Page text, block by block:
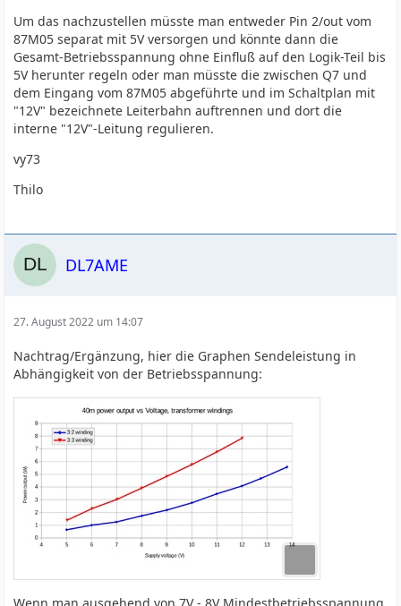
Um das nachzustellen müsste man entweder Pin 2/out vom
87M05 separat mit 5V versorgen und könnte dann die
Gesamt-Betriebsspannung ohne Einfluß auf den Logik-Teil bis
5V herunter regeln oder man müsste die zwischen Q7 und
dem Eingang vom 87M05 abgeführte und im Schaltplan mit
"12V" bezeichnete Leiterbahn auftrennen und dort die
interne "12V"-Leitung regulieren.
vy73
Thilo
DL7AME
27. August 2022 um 14:07
Nachtrag/Ergänzung, hier die Graphen Sendeleistung in
Abhängigkeit von der Betriebsspannung: